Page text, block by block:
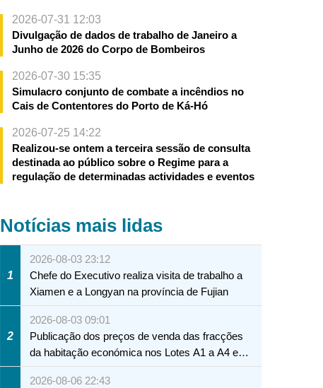
2026-07-31 12:03
Divulgação de dados de trabalho de Janeiro a
Junho de 2026 do Corpo de Bombeiros
2026-07-30 15:35
Simulacro conjunto de combate a incêndios no
Cais de Contentores do Porto de Ká-Hó
2026-07-25 14:22
Realizou-se ontem a terceira sessão de consulta
destinada ao público sobre o Regime para a
regulação de determinadas actividades e eventos
Notícias mais lidas
1
2026-08-03 23:12
Chefe do Executivo realiza visita de trabalho a
Xiamen e a Longyan na província de Fujian
2
2026-08-03 09:01
Publicação dos preços de venda das fracções
da habitação económica nos Lotes A1 a A4 e
A12 da Zona A dos Novos Aterros
2026-08-06 22:43